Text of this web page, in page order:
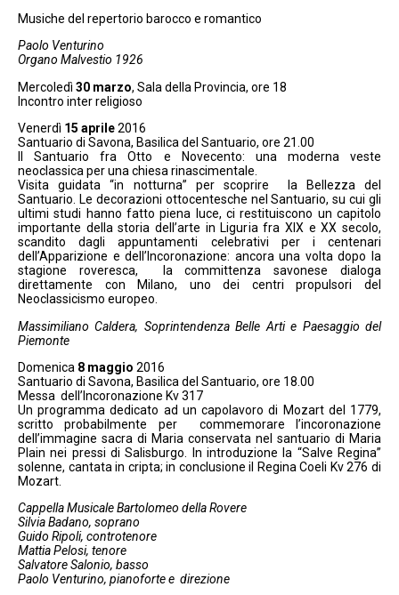
Musiche del repertorio barocco e romantico
Paolo Venturino
Organo Malvestio 1926
Mercoledì 30 marzo, Sala della Provincia, ore 18
Incontro inter religioso
Venerdì 15 aprile2016
Santuario di Savona, Basilica del Santuario, ore 21.00
Il Santuario fra Otto e Novecento: una moderna veste
neoclassica per una chiesa rinascimentale.
Visita guidata “in notturna” per scoprire la Bellezza del
Santuario. Le decorazioni ottocentesche nel Santuario, su cui gli
ultimi studi hanno fatto piena luce, ci restituiscono un capitolo
importante della storia dell’arte in Liguria fra XIX e XX secolo,
scandito dagli appuntamenti celebrativi per i centenari
dell’Apparizione e dell’Incoronazione: ancora una volta dopo la
stagione roveresca, la committenza savonese dialoga
direttamente con Milano, uno dei centri propulsori del
Neoclassicismo europeo.
Massimiliano Caldera, Soprintendenza Belle Arti e Paesaggio del
Piemonte
Domenica 8 maggio 2016
Santuario di Savona, Basilica del Santuario, ore 18.00
Messa dell’Incoronazione Kv 317
Un programma dedicato ad un capolavoro di Mozart del 1779,
scritto probabilmente per commemorare l’incoronazione
dell’immagine sacra di Maria conservata nel santuario di Maria
Plain nei pressi di Salisburgo. In introduzione la “Salve Regina”
solenne, cantata in cripta; in conclusione il Regina Coeli Kv 276 di
Mozart.
Cappella Musicale Bartolomeo della Rovere
Silvia Badano, soprano
Guido Ripoli, controtenore
Mattia Pelosi, tenore
Salvatore Salonio, basso
Paolo Venturino, pianoforte e direzione